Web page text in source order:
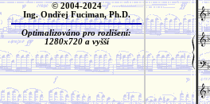
© 2004-2024
Ing. Ondřej Fuciman, Ph.D.
Optimalizováno pro rozlišení:
1280x720 a vyšší